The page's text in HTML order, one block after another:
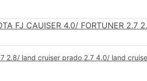
land cruiser prado 2.7 4.0/ land